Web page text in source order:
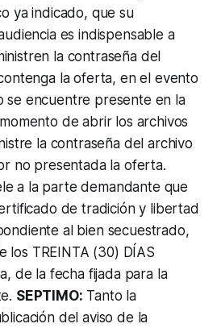
ya indicado, que su
es indispensable a
la contraseña del
la oferta, en el evento
se encuentre presente en la
de abrir los archivos
la contraseña del archivo
no presentada la oferta.
a la parte demandante que
de tradición y libertad
al bien secuestrado,
los TREINTA (30) DÍAS
de la fecha fijada para la
SEPTIMO: Tanto la
del aviso de la